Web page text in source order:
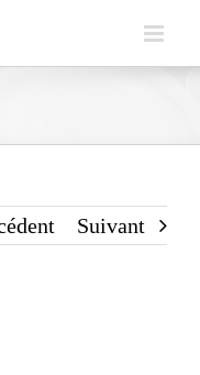
Suivant